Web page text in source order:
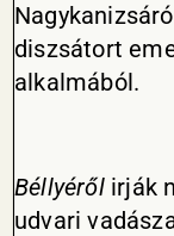
diszsátort
alkalmából.
Béllyérőlirják
udvari